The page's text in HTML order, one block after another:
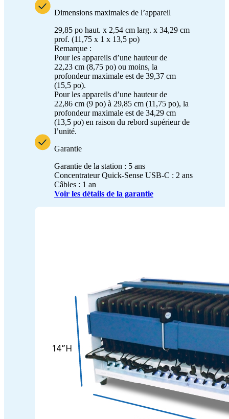
Dimensions maximales de l’appareil
29,85 po haut. x 2,54 cm larg. x 34,29 cm
prof. (11,75 x 1 x 13,5 po)
Remarque :
Pour les appareils d’une hauteur de
22,23 cm (8,75 po) ou moins, la
profondeur maximale est de 39,37 cm
(15,5 po).
Pour les appareils d’une hauteur de
22,86 cm (9 po) à 29,85 cm (11,75 po), la
profondeur maximale est de 34,29 cm
(13,5 po) en raison du rebord supérieur de
l’unité.
Garantie
Garantie de la station : 5 ans
Concentrateur Quick-Sense USB-C : 2 ans
Câbles : 1 an
Voir les détails de la garantie